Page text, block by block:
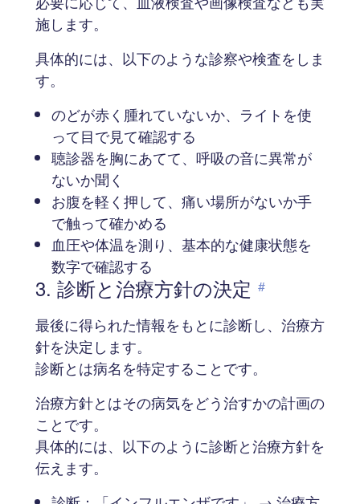
施します。
具体的には、以下のような診察や検査をしま
す。
のどが赤く腫れていないか、ライトを使
って目で見て確認する
聴診器を胸にあてて、呼吸の音に異常が
ないか聞く
お腹を軽く押して、痛い場所がないか手
で触って確かめる
血圧や体温を測り、基本的な健康状態を
数字で確認する
3. 診断と治療方針の決定 #
最後に得られた情報をもとに診断し、治療方
針を決定します。
診断とは病名を特定することです。
治療方針とはその病気をどう治すかの計画の
ことです。
具体的には、以下のように診断と治療方針を
伝えます。